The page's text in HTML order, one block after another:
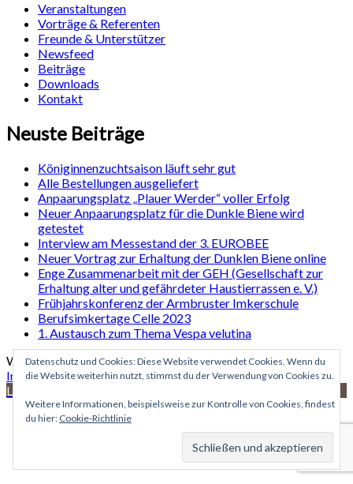
Veranstaltungen
Vorträge & Referenten
Freunde & Unterstützer
Newsfeed
Beiträge
Downloads
Kontakt
Neuste Beiträge
Königinnenzuchtsaison läuft sehr gut
Alle Bestellungen ausgeliefert
Anpaarungsplatz „Plauer Werder“ voller Erfolg
Neuer Anpaarungsplatz für die Dunkle Biene wird
getestet
Interview am Messestand der 3. EUROBEE
Neuer Vortrag zur Erhaltung der Dunklen Biene online
Enge Zusammenarbeit mit der GEH (Gesellschaft zur
Erhaltung alter und gefährdeter Haustierrassen e. V.)
Frühjahrskonferenz der Armbruster Imkerschule
Berufsimkertage Celle 2023
1. Austausch zum Thema Vespa velutina
WordPress Site | Theme: sosimple vonFernando Villamor Jr
Impressum|Datenschutzerklärung
Languages »
Datenschutz und Cookies: Diese Website verwendet Cookies. Wenn du
die Website weiterhin nutzt, stimmst du der Verwendung von Cookies zu.
Weitere Informationen, beispielsweise zur Kontrolle von Cookies, findest
du hier: Cookie-Richtlinie